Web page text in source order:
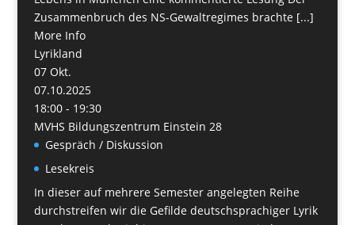
Zusammenbruch des NS-Gewaltregimes brachte [...]
More Info
Lyrikland
07 Okt.
07.10.2025
18:00 - 19:30
MVHS Bildungszentrum Einstein 28
Gespräch / Diskussion
Lesekreis
In dieser auf mehrere Semester angelegten Reihe
durchstreifen wir die Gefilde deutschsprachiger Lyrik